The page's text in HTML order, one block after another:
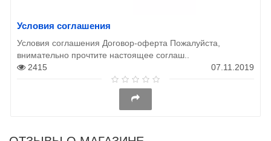
Условия соглашения
Условия соглашения Договор-оферта Пожалуйста,
внимательно прочтите настоящее соглаш..
2415
07.11.2019